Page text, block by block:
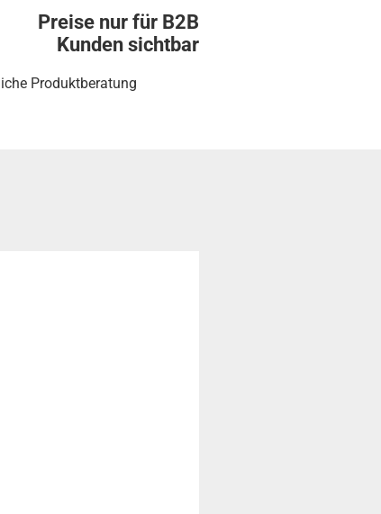
Preise nur für B2B
Kunden sichtbar
Produktberatung